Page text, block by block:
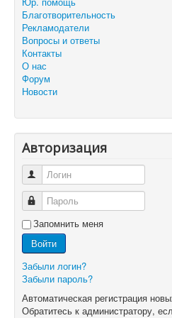
Благотворительность
Рекламодатели
Вопросы и ответы
Контакты
О нас
Форум
Новости
Авторизация
Логин
Пароль
Запомнить меня
Войти
Забыли логин?
Забыли пароль?
Автоматическая регистрация
Обратитесь к администратору,